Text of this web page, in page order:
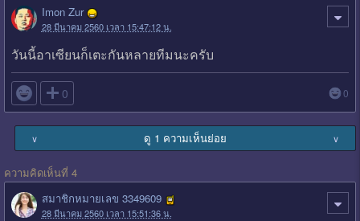
Imon Zur
28 มีนาคม 2560 เวลา 15:47:12 น.
วันนี้อาเซียนก็เตะกันหลายทีมนะครับ
 0 0
∨ ดู 1 ความเห็นย่อย ∨
ความคิดเห็นที่ 4
สมาชิกหมายเลข 3349609
28 มีนาคม 2560 เวลา 15:51:36 น.